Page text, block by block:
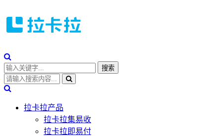
拉卡拉产品
拉卡拉集易收
拉卡拉即易付